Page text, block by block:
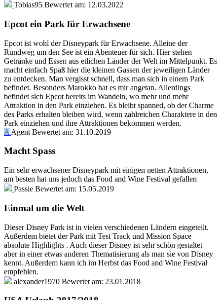
Tobias95 Bewertet am: 12.03.2022
Epcot ein Park für Erwachsene
Epcot ist wohl der Disneypark für Erwachsene. Alleine der
Rundweg um den See ist ein Abenteuer für sich. Hier stehen
Getränke und Essen aus etlichen Länder der Welt im Mittelpunkt. Es
macht einfach Spaß hier die kleinen Gassen der jeweiligen Länder
zu entdecken. Man vergisst schnell, dass man sich in einem Park
befindet. Besonders Marokko hat es mir angetan. Allerdings
befindet sich Epcot bereits im Wandeln, wo mehr und mehr
Attraktion in den Park einziehen. Es bleibt spanned, ob der Charme
des Parks erhalten bleiben wird, wenn zahlreichen Charaktere in den
Park einziehen und ihre Attraktionen bekommen werden.
A Agent Bewertet am: 31.10.2019
Macht Spass
Ein sehr erwachsener Disneypark mit einigen netten Attraktionen,
am besten hat uns jedoch das Food and Wine Festival gefallen
Passie Bewertet am: 15.05.2019
Einmal um die Welt
Dieser Disney Park ist in vielen verschiedenen Ländern eingeteilt.
Außerdem bietet der Park mit Test Track und Mission Space
absolute Highlights . Auch dieser Disney ist sehr schön gestaltet
aber in einer etwas anderen Thematisierung als man sie von Disney
kennt. Außerdem kann ich im Herbst das Food and Wine Festival
empfehlen.
alexander1970 Bewertet am: 23.01.2018